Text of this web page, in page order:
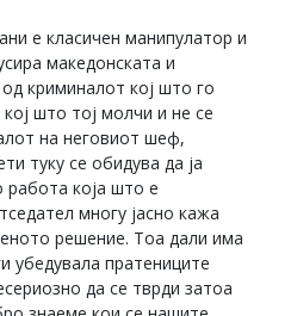
е класичен манипулатор и
македонската и
криминалот кој што го
што тој молчи и не се
на неговиот шеф,
туку се обидува да ја
работа која што е
многу јасно кажа
решение. Тоа дали има
убедувала пратениците
да се тврди затоа